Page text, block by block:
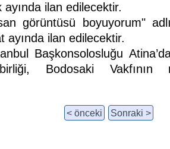
ayında ilan edilecektir.
görüntüsü boyuyorum"
ayında ilan edilecektir.
Başkonsolosluğu
Bodosaki Vakfının
< önceki Sonraki >